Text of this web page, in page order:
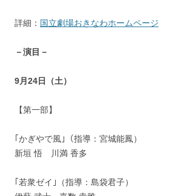
詳細： 国立劇場おきなわホームページ
－演目－
9月24日（土）
【第一部】
｢かぎやで風｣（指導：宮城能鳳）
新垣 悟 川満 香多
｢若衆ゼイ｣（指導：島袋君子）